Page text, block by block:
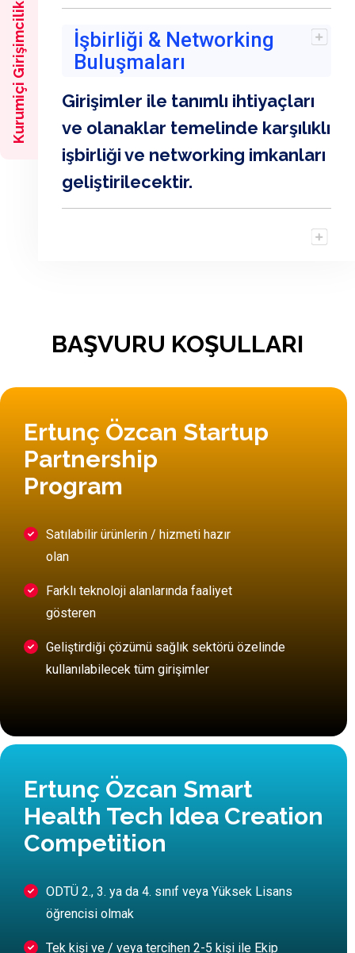
Kurumiçi Girişimcilik
İşbirliği & Networking
Buluşmaları
Girişimler ile tanımlı ihtiyaçları
ve olanaklar temelinde karşılıklı
işbirliği ve networking imkanları
geliştirilecektir.
BAŞVURU KOŞULLARI
Ertunç Özcan Startup
Partnership
Satılabilir ürünlerin / hizmeti hazır
olan
Farklı teknoloji alanlarında faaliyet
gösteren
Geliştirdiği çözümü sağlık sektörü özelinde
kullanılabilecek tüm girişimler
Ertunç Özcan Smart
Health Tech Idea Creation
Competition
ODTÜ 2., 3. ya da 4. sınıf veya Yüksek Lisans
öğrencisi olmak
Tek kişi ve / veya tercihen 2-5 kişi ile Ekip